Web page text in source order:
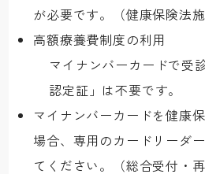
が必要です。（健康保険法
高額療養費制度の利用
マイナンバーカードで受
認定証」は不要です。
マイナンバーカードを健康
場合、専用のカードリーダ
てください。（総合受付・